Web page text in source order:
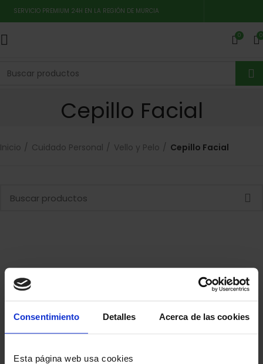
Consentimiento Detalles Acerca de las cookies
Esta página web usa cookies
SERVICIO PREMIUM 24H EN LA REGIÓN DE MURCIA
0 0
Cepillo Facial
Inicio Cuidado Personal Vello y Pelo Cepillo Facial